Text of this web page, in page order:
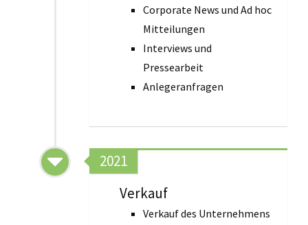
Corporate News und Ad hoc
Mitteilungen
Interviews und
Pressearbeit
Anlegeranfragen
2021
Verkauf
Verkauf des Unternehmens